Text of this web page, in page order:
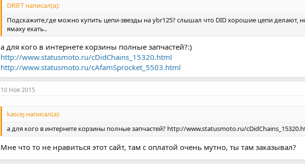
DRIFT написал(а):
Подскажите,где можно купить цепи-звезды на ybr125? слышал что DID хорошие цепи делают,
ямаху ехать..
а для кого в интернете корзины полные запчастей?:)
http://www.statusmoto.ru/cDidChains_15320.html
http://www.statusmoto.ru/cAfamSprocket_5503.html
10 Ноя 2015
kascej написал(а):
а для кого в интернете корзины полные запчастей? http://www.statusmoto.ru/
Мне что то не нравиться этот сайт, там с оплатой очень мутно, ты там заказывал?